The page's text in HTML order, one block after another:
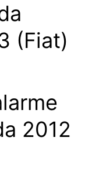
(Fiat)
2012